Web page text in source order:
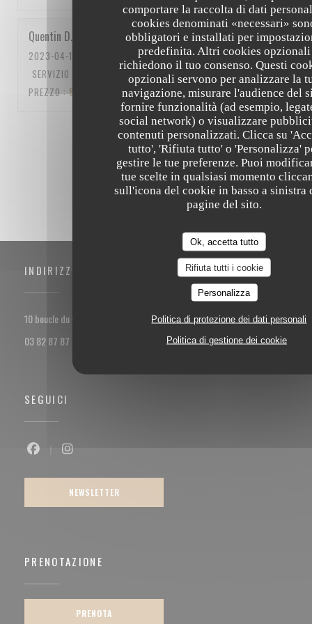
comportare la raccolta di dati
cookies denominati «necessari»
obbligatori e installati per
predefinita. Altri cookies opzionali
richiedono il tuo consenso. Questi
opzionali servono per analizzare la
navigazione, misurare l'audience del
fornire funzionalità (ad esempio,
social network) o visualizzare
contenuti personalizzati. Clicca su
tutto', 'Rifiuta tutto' o 'Personalizza'
gestire le tue preferenze. Puoi
tue scelte in qualsiasi momento
sull'icona del cookie in basso a sinistra
pagine del sito.
Ok, accetta tutto
Rifiuta tutti i cookie
Personalizza
Politica di protezione dei dati personali
Politica di gestione dei cookie
Quentin D
2023-04-15
- 12:15 - OSPITI 5
SERVIZIO
ATMOSFERA: 5/5 CUCINA: 5/5 QUALITÀ /
PREZZO: 5
1 2 3
INDIRIZZO
10 boucle du val Marie 57100 Thionville((apre una nuova finestra))
03 82 87 87 85
SEGUICI
Facebook ((apre una nuova finestra))
NEWSLETTER
PRENOTAZIONE
PRENOTA